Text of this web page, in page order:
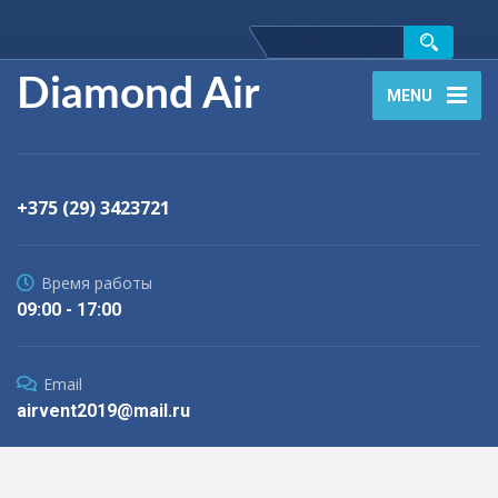
Diamond Air MENU
+375 (29) 3423721
Время работы
09:00 - 17:00
Email
airvent2019@mail.ru